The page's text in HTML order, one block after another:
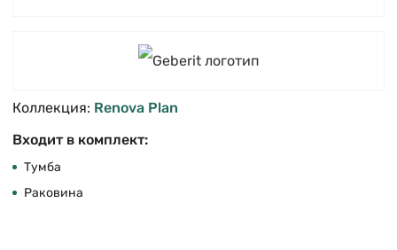
Коллекция: Renova Plan
Входит в комплект:
Тумба
Раковина